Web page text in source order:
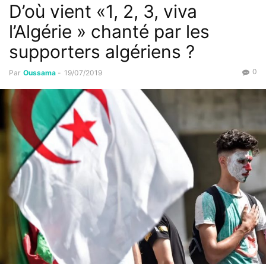
D’où vient «1, 2, 3, viva
l’Algérie » chanté par les
supporters algériens ?
Par Oussama - 19/07/2019 0